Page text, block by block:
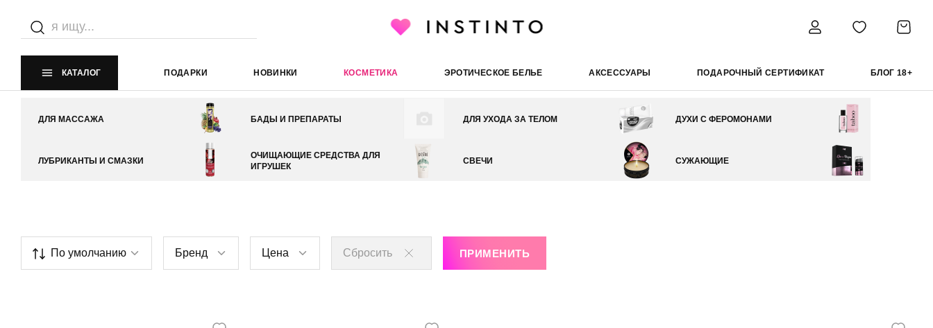
КАТАЛОГ ПОДАРКИ НОВИНКИ КОСМЕТИКА ЭРОТИЧЕСКОЕ БЕЛЬЕ АКСЕССУАРЫ ПОДАРОЧНЫЙ СЕРТИФИКАТ БЛОГ 18+
Главная страница
Интимная косметика
ДЛЯ МАССАЖА БАДЫ И ПРЕПАРАТЫ ДЛЯ УХОДА ЗА ТЕЛОМ ДУХИ С ФЕРОМОНАМИ
ЛУБРИКАНТЫ И СМАЗКИ
ОЧИЩАЮЩИЕ СРЕДСТВА ДЛЯ
ИГРУШЕК
СВЕЧИ СУЖАЮЩИЕ
По умолчанию Бренд Цена Сбросить ПРИМЕНИТЬ